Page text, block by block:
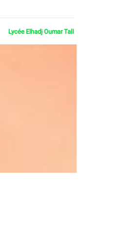
Lycée Elhadj Oumar Tall